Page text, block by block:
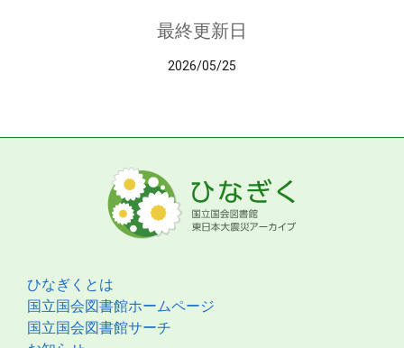
最終更新日
2026/05/25
ひなぎくとは
国立国会図書館ホームページ
国立国会図書館サーチ